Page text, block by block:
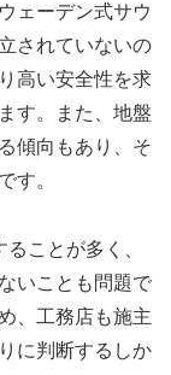
ェーデン式サウ
されていないの
高い安全性を求
す。また、地盤
傾向もあり、そ
す。
ことが多く、
いことも問題で
、工務店も施主
に判断するしか